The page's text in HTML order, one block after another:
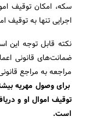
اجرایی تنها به
نکته قابل ‌توجه این
ضمانت‌های قانونی
مراجعه به مراجع
توقیف اموال او و
است.